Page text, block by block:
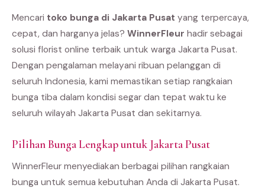
Mencari toko bunga di Jakarta Pusat yang terpercaya,
cepat, dan harganya jelas? WinnerFleur hadir sebagai
solusi florist online terbaik untuk warga Jakarta Pusat.
Dengan pengalaman melayani ribuan pelanggan di
seluruh Indonesia, kami memastikan setiap rangkaian
bunga tiba dalam kondisi segar dan tepat waktu ke
seluruh wilayah Jakarta Pusat dan sekitarnya.
Pilihan Bunga Lengkap untuk Jakarta Pusat
WinnerFleur menyediakan berbagai pilihan rangkaian
bunga untuk semua kebutuhan Anda di Jakarta Pusat.